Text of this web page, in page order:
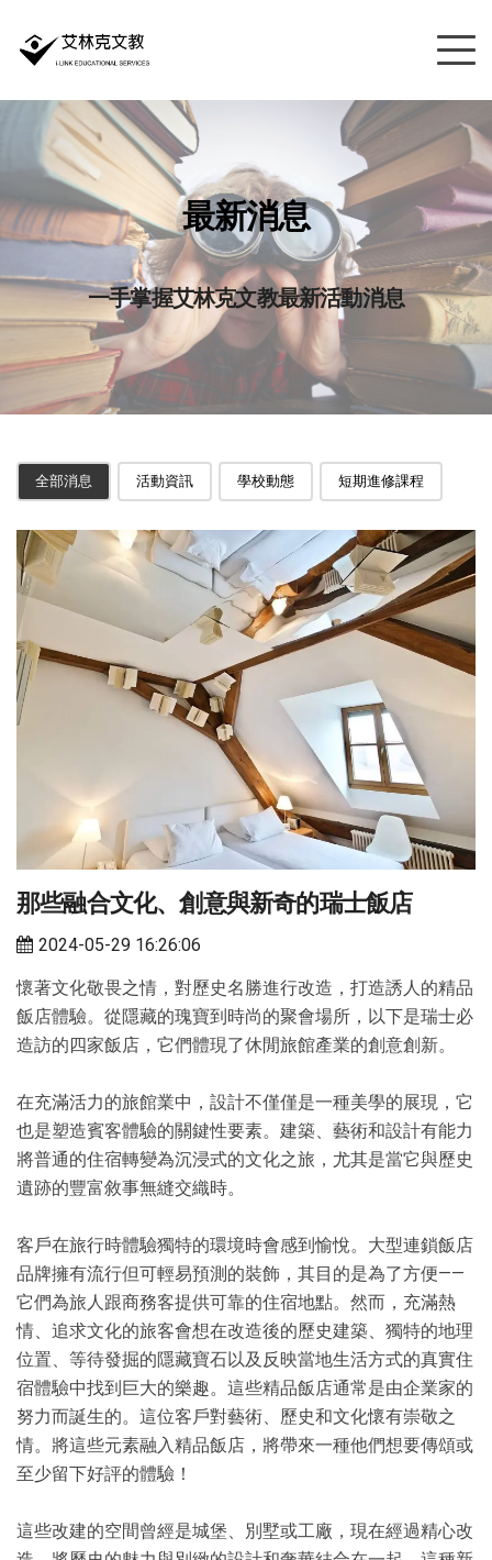
最新消息
一手掌握艾林克文教最新活動消息
全部消息 活動資訊 學校動態 短期進修課程
那些融合文化、創意與新奇的瑞士飯店
2024-05-29 16:26:06
懷著文化敬畏之情，對歷史名勝進行改造，打造誘人的精品
飯店體驗。從隱藏的瑰寶到時尚的聚會場所，以下是瑞士必
造訪的四家飯店，它們體現了休閒旅館產業的創意創新。
在充滿活力的旅館業中，設計不僅僅是一種美學的展現，它
也是塑造賓客體驗的關鍵性要素。建築、藝術和設計有能力
將普通的住宿轉變為沉浸式的文化之旅，尤其是當它與歷史
遺跡的豐富敘事無縫交織時。
客戶在旅行時體驗獨特的環境時會感到愉悅。大型連鎖飯店
品牌擁有流行但可輕易預測的裝飾，其目的是為了方便——
它們為旅人跟商務客提供可靠的住宿地點。然而，充滿熱
情、追求文化的旅客會想在改造後的歷史建築、獨特的地理
位置、等待發掘的隱藏寶石以及反映當地生活方式的真實住
宿體驗中找到巨大的樂趣。這些精品飯店通常是由企業家的
努力而誕生的。這位客戶對藝術、歷史和文化懷有崇敬之
情。將這些元素融入精品飯店，將帶來一種他們想要傳頌或
至少留下好評的體驗！
這些改建的空間曾經是城堡、別墅或工廠，現在經過精心改